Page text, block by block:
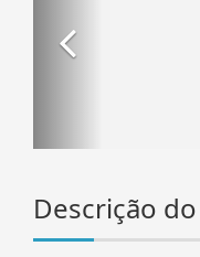
Descrição do